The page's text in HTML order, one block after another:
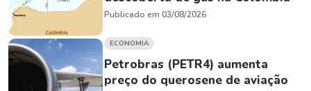
Publicado em 03/08/2026
ECONOMIA
Petrobras (PETR4) aumenta
preço do querosene de aviação